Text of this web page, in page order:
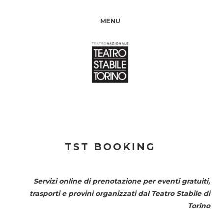
MENU
TST BOOKING
Servizi online di prenotazione per eventi gratuiti,
trasporti e provini organizzati dal Teatro Stabile di
Torino